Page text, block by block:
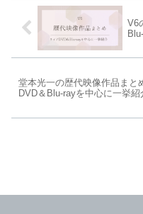
V6
堂本光一の歴代映像作品まと
DVD＆Blu-rayを中心に一挙紹